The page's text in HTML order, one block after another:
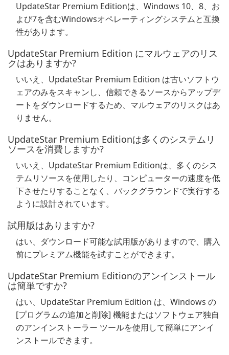
UpdateStar Premium Editionは、Windows 10、8、お
よび7を含むWindowsオペレーティングシステムと互換
性があります。
UpdateStar Premium Edition にマルウェアのリス
クはありますか?
いいえ、UpdateStar Premium Edition は古いソフトウ
ェアのみをスキャンし、信頼できるソースからアップデ
ートをダウンロードするため、マルウェアのリスクはあ
りません。
UpdateStar Premium Editionは多くのシステムリ
ソースを消費しますか?
いいえ、UpdateStar Premium Editionは、多くのシス
テムリソースを使用したり、コンピューターの速度を低
下させたりすることなく、バックグラウンドで実行する
ように設計されています。
試用版はありますか?
はい、ダウンロード可能な試用版がありますので、購入
前にプレミアム機能を試すことができます。
UpdateStar Premium Editionのアンインストール
は簡単ですか?
はい、UpdateStar Premium Edition は、Windows の
[プログラムの追加と削除] 機能またはソフトウェア独自
のアンインストーラー ツールを使用して簡単にアンイ
ンストールできます。